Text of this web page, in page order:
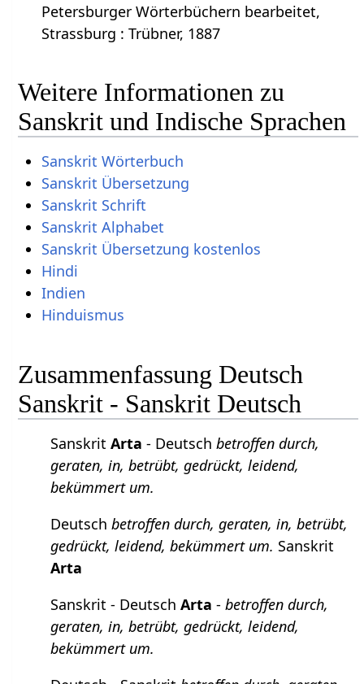
Petersburger Wörterbüchern bearbeitet,
Strassburg : Trübner, 1887
Weitere Informationen zu
Sanskrit und Indische Sprachen
Sanskrit Wörterbuch
Sanskrit Übersetzung
Sanskrit Schrift
Sanskrit Alphabet
Sanskrit Übersetzung kostenlos
Hindi
Indien
Hinduismus
Zusammenfassung Deutsch
Sanskrit - Sanskrit Deutsch
SanskritArta - Deutschbetroffen durch,
geraten, in, betrübt, gedrückt, leidend,
bekümmert um.
Deutschbetroffen durch, geraten, in, betrübt,
gedrückt, leidend, bekümmert um. Sanskrit
Arta
Sanskrit - DeutschArta -betroffen durch,
geraten, in, betrübt, gedrückt, leidend,
bekümmert um.